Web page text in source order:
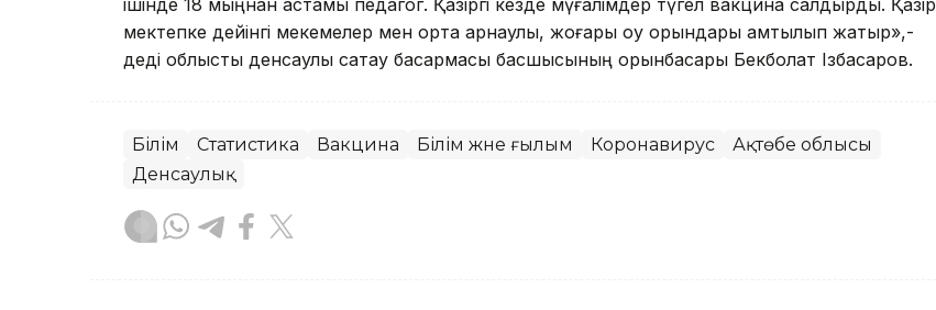
ішінде 18 мыңнан астамы педагог. Қазіргі кезде мүғалімдер түгел вакцина салдырды. Қазір
мектепке дейінгі мекемелер мен орта арнаулы, жоғары оқу орындары қамтылып жатыр»,-
деді облыстық денсаулық сақтау басқармасы басшысының орынбасары Бекболат Ізбасаров.
Білім Статистика Вакцина Білім және ғылым Коронавирус
Ақтөбе облысы
Денсаулық